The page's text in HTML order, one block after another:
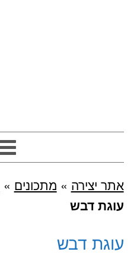
אתר יצירה » מתכונים »
עוגת דבש
עוגת דבש